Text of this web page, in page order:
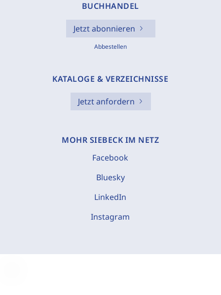
BUCHHANDEL
Jetzt abonnieren
Abbestellen
KATALOGE & VERZEICHNISSE
Jetzt anfordern
MOHR SIEBECK IM NETZ
Facebook
Bluesky
LinkedIn
Instagram